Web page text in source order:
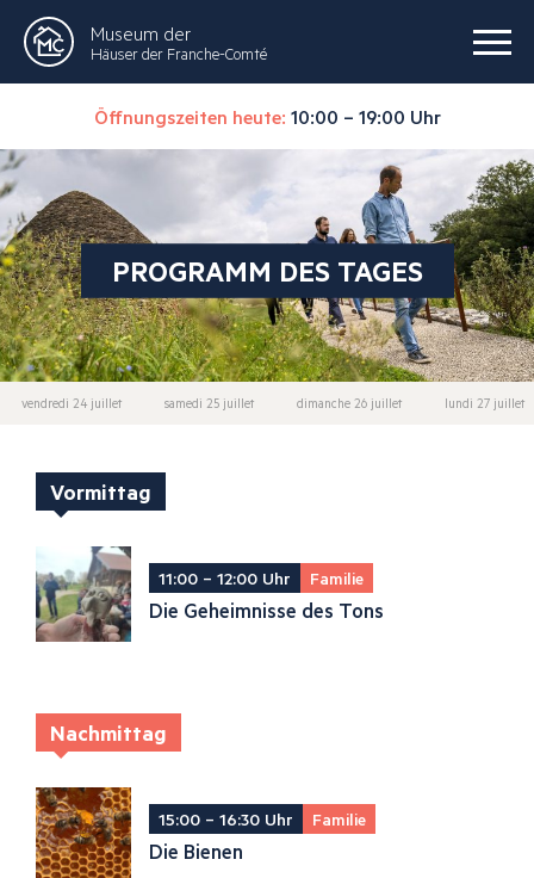
Museum der
Häuser der Franche-Comté
Öffnungszeiten heute: 10:00 – 19:00 Uhr
PROGRAMM DES TAGES
vendredi 24 juillet samedi 25 juillet dimanche 26 juillet lundi 27 juillet
Vormittag
11:00 – 12:00 Uhr Familie
Die Geheimnisse des Tons
Nachmittag
15:00 – 16:30 Uhr Familie
Die Bienen